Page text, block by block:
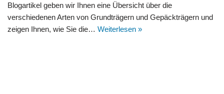
Blogartikel geben wir Ihnen eine Übersicht über die
verschiedenen Arten von Grundträgern und Gepäckträgern und
zeigen Ihnen, wie Sie die… Weiterlesen »